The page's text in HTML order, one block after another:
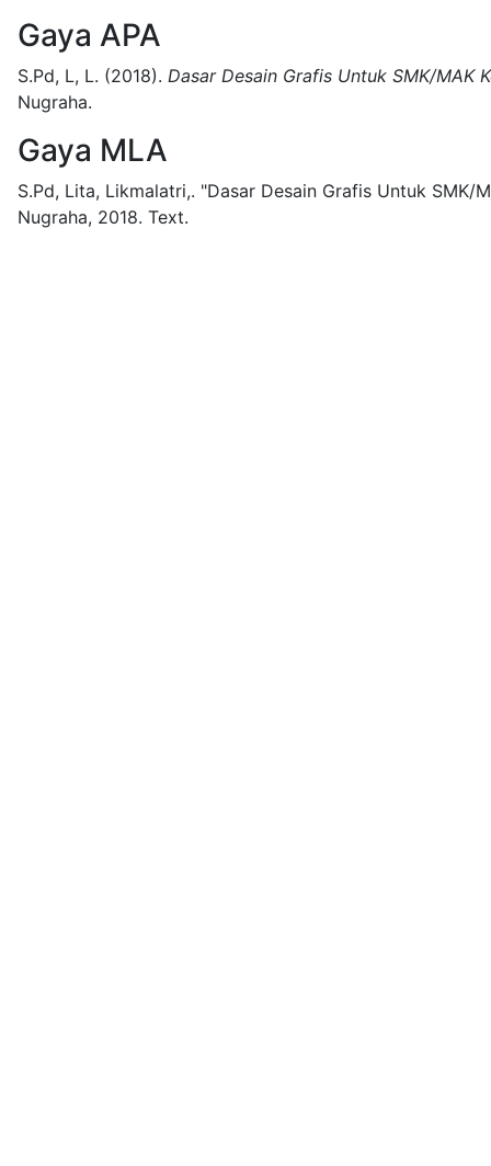
Gaya APA
S.Pd, L, L. (2018). Dasar Desain Grafis Untuk SMK/MAK
Nugraha.
Gaya MLA
S.Pd, Lita, Likmalatri,. "Dasar Desain Grafis Untuk SMK/
Nugraha, 2018. Text.